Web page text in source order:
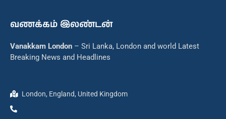
வணக்கம் இலண்டன்
Vanakkam London – Sri Lanka, London and world Latest
Breaking News and Headlines
London, England, United Kingdom